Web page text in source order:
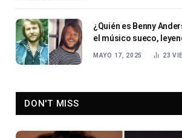
¿Quién es Benny
el músico sueco,
aclamado compositor
MAYO 17, 2025 23
DON'T MISS